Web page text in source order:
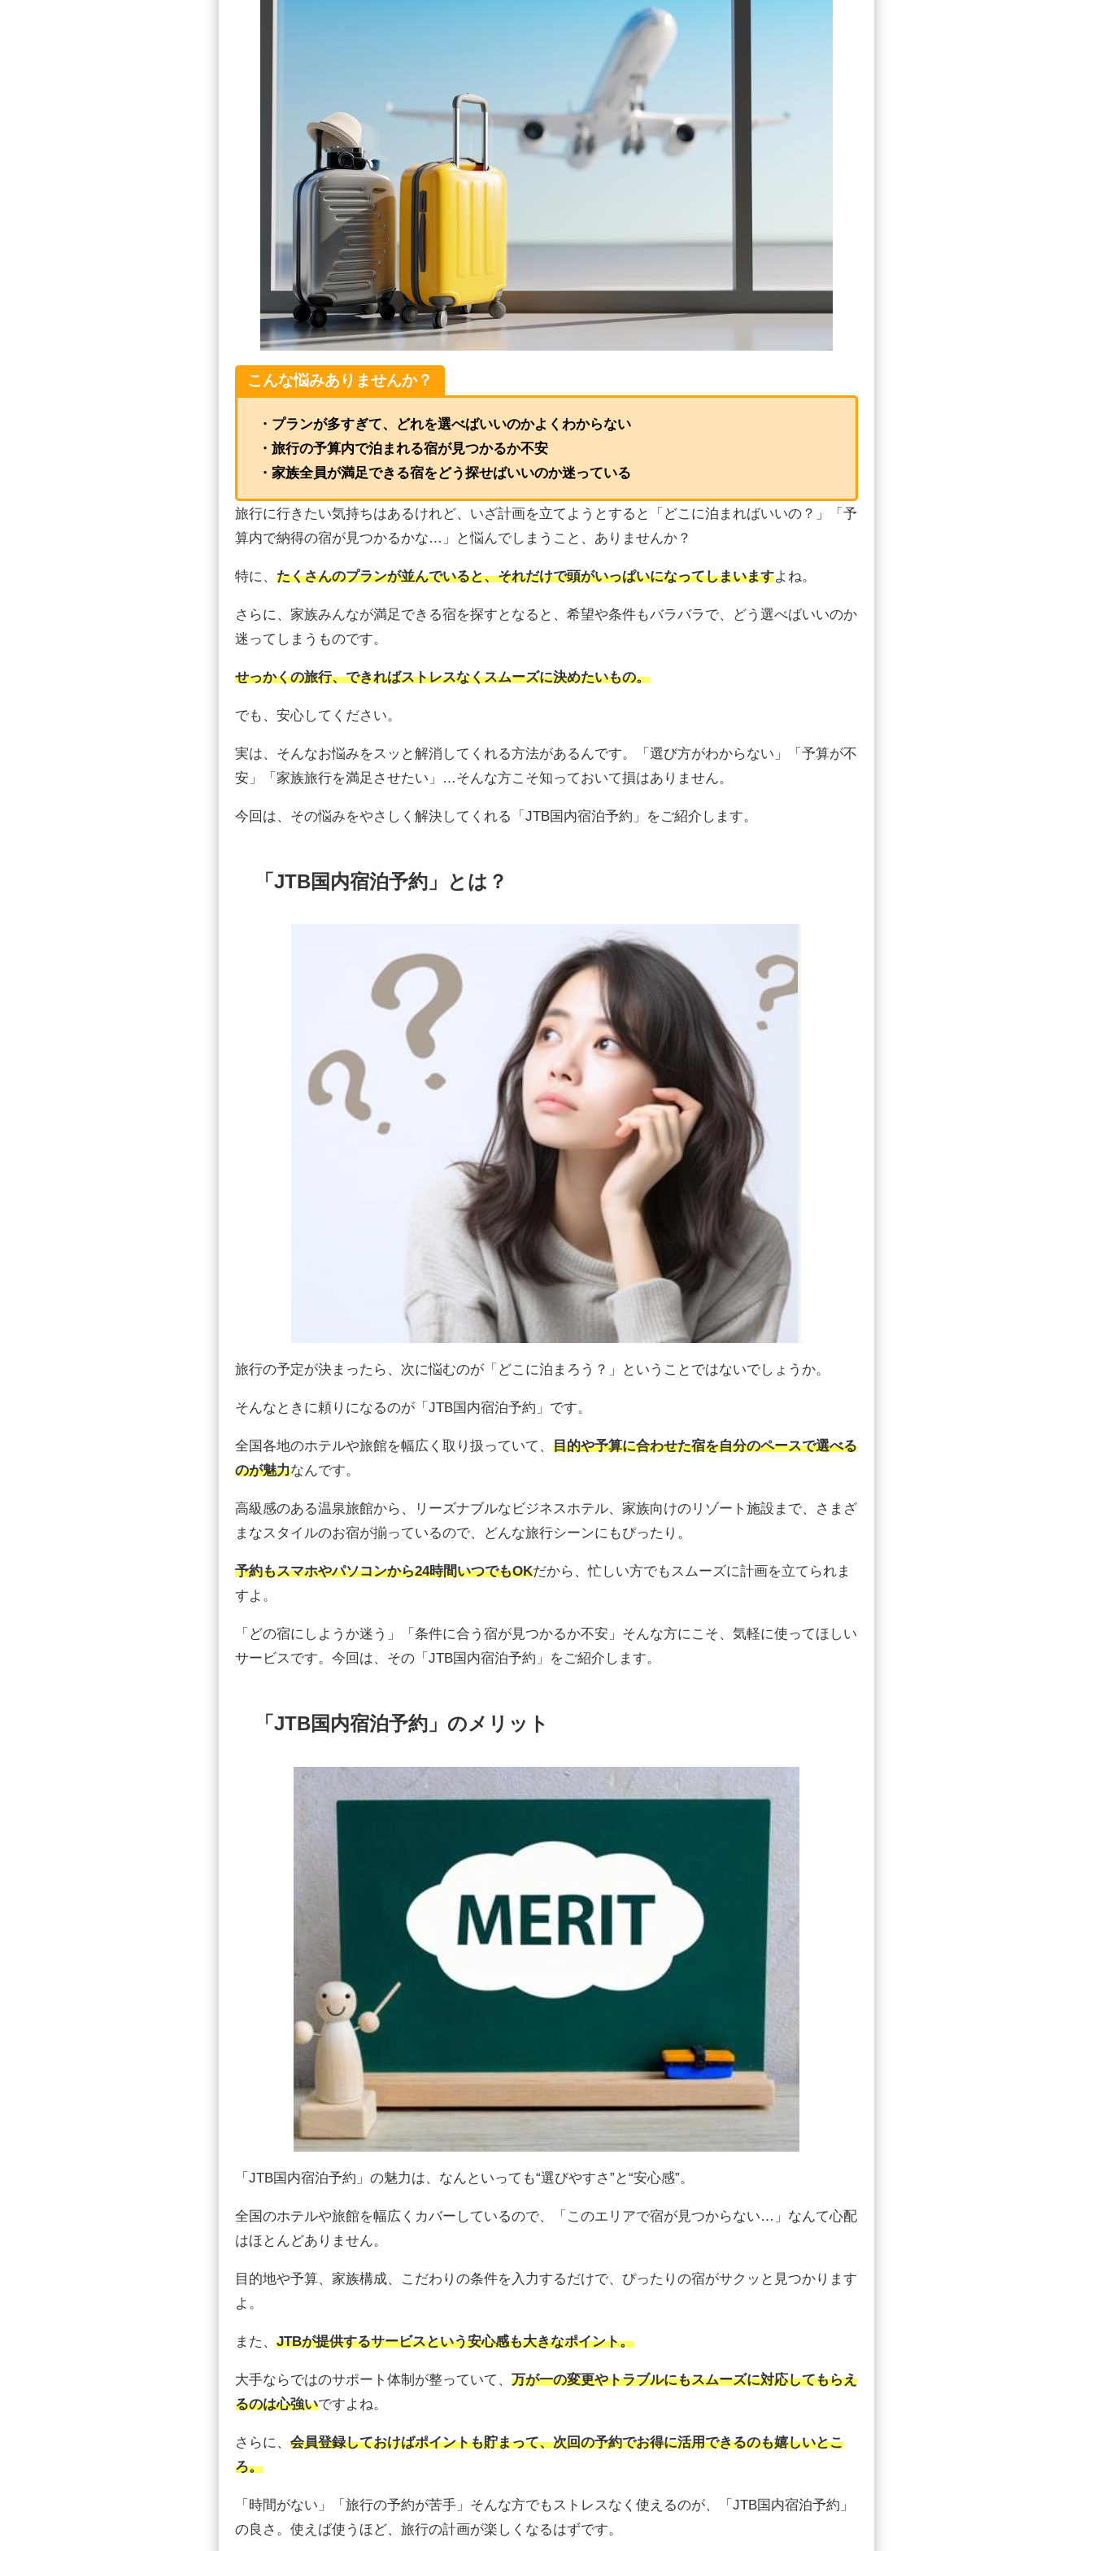
こんな悩みありませんか？
・プランが多すぎて、どれを選べばいいのかよくわからない
・旅行の予算内で泊まれる宿が見つかるか不安
・家族全員が満足できる宿をどう探せばいいのか迷っている
旅行に行きたい気持ちはあるけれど、いざ計画を立てようとすると「どこに泊まればいいの？」「予
算内で納得の宿が見つかるかな…」と悩んでしまうこと、ありませんか？
特に、 たくさんのプランが並んでいると、それだけで頭がいっぱいになってしまいますよね。
さらに、家族みんなが満足できる宿を探すとなると、希望や条件もバラバラで、どう選べばいいのか
迷ってしまうものです。
せっかくの旅行、できればストレスなくスムーズに決めたいもの。
でも、安心してください。
実は、そんなお悩みをスッと解消してくれる方法があるんです。「選び方がわからない」「予算が不
安」「家族旅行を満足させたい」…そんな方こそ知っておいて損はありません。
今回は、その悩みをやさしく解決してくれる「JTB国内宿泊予約」をご紹介します。
「JTB国内宿泊予約」とは？
旅行の予定が決まったら、次に悩むのが「どこに泊まろう？」ということではないでしょうか。
そんなときに頼りになるのが「JTB国内宿泊予約」です。
全国各地のホテルや旅館を幅広く取り扱っていて、 目的や予算に合わせた宿を自分のペースで選べる
のが魅力なんです。
高級感のある温泉旅館から、リーズナブルなビジネスホテル、家族向けのリゾート施設まで、さまざ
まなスタイルのお宿が揃っているので、どんな旅行シーンにもぴったり。
予約もスマホやパソコンから24時間いつでもOKだから、忙しい方でもスムーズに計画を立てられま
すよ。
「どの宿にしようか迷う」「条件に合う宿が見つかるか不安」そんな方にこそ、気軽に使ってほしい
サービスです。今回は、その「JTB国内宿泊予約」をご紹介します。
「JTB国内宿泊予約」のメリット
「JTB国内宿泊予約」の魅力は、なんといっても“選びやすさ”と“安心感”。
全国のホテルや旅館を幅広くカバーしているので、「このエリアで宿が見つからない…」なんて心配
はほとんどありません。
目的地や予算、家族構成、こだわりの条件を入力するだけで、ぴったりの宿がサクッと見つかります
よ。
また、 JTBが提供するサービスという安心感も大きなポイント。
大手ならではのサポート体制が整っていて、 万が一の変更やトラブルにもスムーズに対応してもらえ
るのは心強いですよね。
さらに、 会員登録しておけばポイントも貯まって、次回の予約でお得に活用できるのも嬉しいとこ
ろ。
「時間がない」「旅行の予約が苦手」そんな方でもストレスなく使えるのが、「JTB国内宿泊予約」
の良さ。使えば使うほど、旅行の計画が楽しくなるはずです。